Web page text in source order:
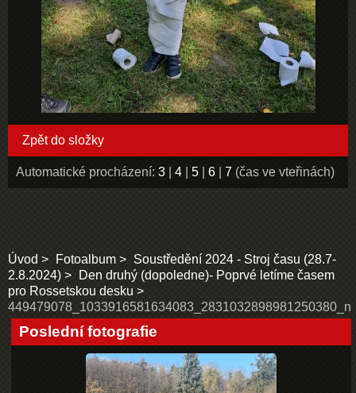
Zpět do složky
Automatické procházení: 3 4 5 6 7 (čas ve vteřinách)
Úvod Fotoalbum
Soustředění 2024 - Stroj času (28.7-
2.8.2024)
Den druhý (dopoledne)- Poprvé letíme časem
pro Rossetskou desku
449479078_1033916581634083_2831032898981250380_n
Poslední fotografie